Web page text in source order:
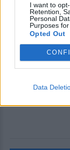
I want to
Retention,
Personal
Purposes
Opted Out
Data